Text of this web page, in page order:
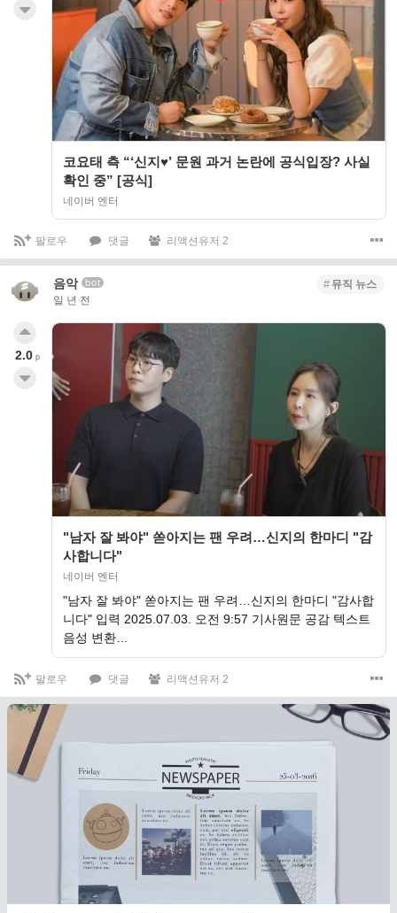
코요태 측 “‘신지♥’ 문원 과거 논란에 공식입장? 사실
확인 중” [공식]
네이버 엔터
팔로우 댓글 리액션유저 2
음악 bot
일 년 전
뮤직 뉴스
"남자 잘 봐야" 쏟아지는 팬 우려…신지의 한마디 "감
사합니다"
네이버 엔터
"남자 잘 봐야" 쏟아지는 팬 우려…신지의 한마디 "감사합
니다" 입력 2025.07.03. 오전 9:57 기사원문 공감 텍스트
음성 변환…
2.0 p
팔로우 댓글 리액션유저 2